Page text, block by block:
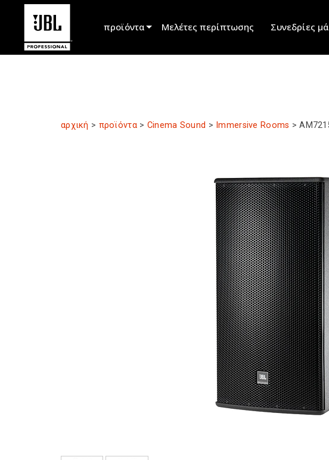
προϊόντα
Προϊόντα που έχουν διακοπεί
Μελέτες περίπτωσης Συνεδρίες
αρχική > προϊόντα> Cinema Sound > Immersive Rooms >